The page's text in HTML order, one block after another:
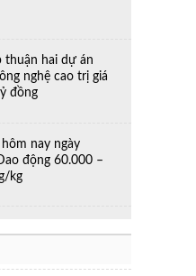
thuận hai dự án
nghệ cao trị giá
đồng
nay ngày
động 60.000 –
kg